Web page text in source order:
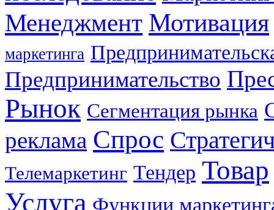
Менеджмент Мотивация
маркетинга
Предпринимательство
Рынок Сегментация рынка
реклама Спрос
Телемаркетинг Тендер Товар
Услуга Функции